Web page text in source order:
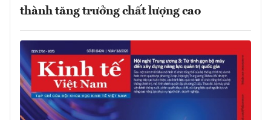
thành tăng trưởng chất lượng cao